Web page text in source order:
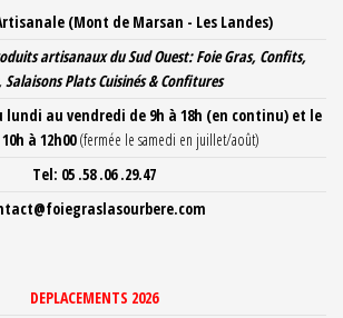
(Mont de Marsan - Les Landes)
artisanaux du Sud Ouest: Foie Gras, Confits,
Salaisons Plats Cuisinés & Confitures
au vendredi de 9h à 18h (en continu) et le
à 12h00(fermée le samedi en juillet/août)
Tel: 05 .58 .06 .29.47
DEPLACEMENTS 2026